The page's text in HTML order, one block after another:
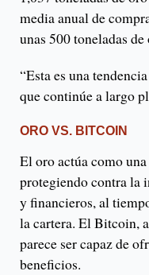
media anual de
unas 500 toneladas de
“Esta es una
que continúe a largo
ORO VS. BITCOIN
El oro actúa como
protegiendo contra la
y financieros, al
la cartera. El Bitcoin,
parece ser capaz de
beneficios.